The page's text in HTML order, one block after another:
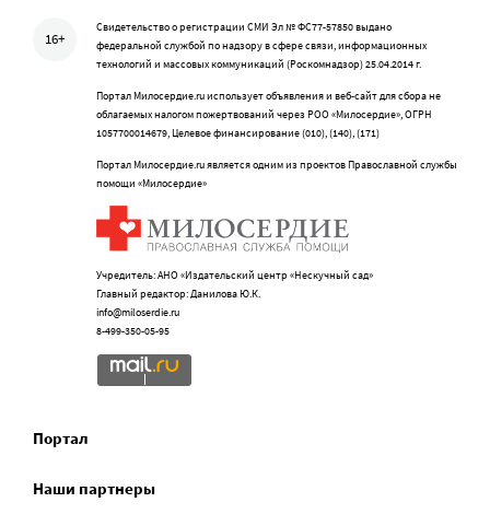
16+
Свидетельство о регистрации СМИ Эл № ФС77-57850 выдано
федеральной службой по надзору в сфере связи, информационных
технологий и массовых коммуникаций (Роскомнадзор) 25.04.2014 г.
Портал Милосердие.ru использует объявления и веб-сайт для сбора не
облагаемых налогом пожертвований через РОО «Милосердие», ОГРН
1057700014679, Целевое финансирование (010), (140), (171)
Портал Милосердие.ru является одним из проектов Православной службы
помощи «Милосердие»
Учредитель: АНО «Издательский центр «Нескучный сад»
Главный редактор: Данилова Ю.К.
info@miloserdie.ru
8-499-350-05-95
Портал
Наши партнеры